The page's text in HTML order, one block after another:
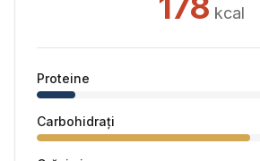
kcal
Proteine
Carbohidrați